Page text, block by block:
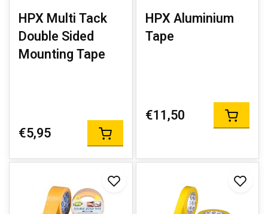
HPX Multi Tack
Double Sided
Mounting Tape
€5,95
HPX Aluminium
Tape
€11,50